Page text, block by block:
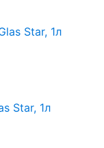
Star, 1л